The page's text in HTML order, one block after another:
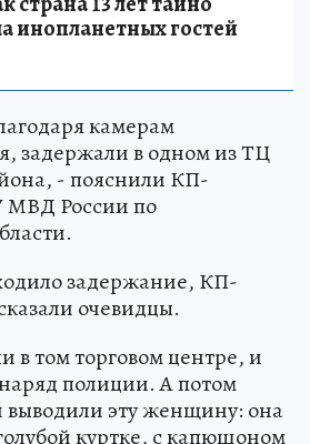
инопланетных гостей
камерам
задержали в одном из ТЦ
- пояснили КП-
МВД России по
задержание, КП-
очевидцы.
том торговом центре, и
полиции. А потом
выводили эту женщину: она
куртке, с капюшоном